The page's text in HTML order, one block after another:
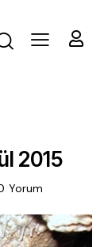
2015
Yorum